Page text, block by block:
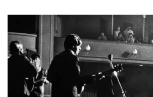
DISKOGRAFIE - SINGLY VÁNOČNÍ
DISKOGRAFIE - SINGLY DALŠÍ